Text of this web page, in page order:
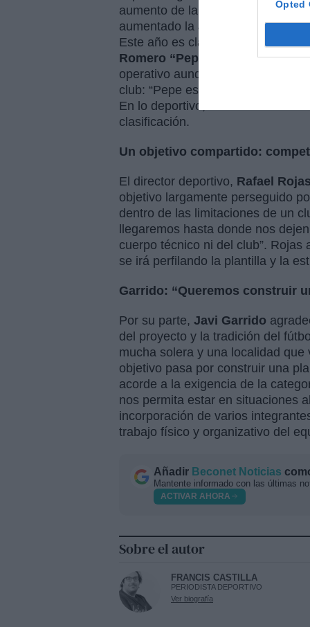
Opted
aumento de la implicación
aumentado la Junta Directiva, la
Este año es clave para nuestro
Romero “Pepito”
, presidente
operativo aunque manteniendo
club: “Pepe es el alma mater de
En lo deportivo, el club marca
clasificación.
Un objetivo compartido:
El director deportivo, Rafael Rojas
objetivo largamente perseguido
dentro de las limitaciones de un
llegaremos hasta donde nos
cuerpo técnico ni del club”.
se irá perfilando la plantilla y la
Garrido: “Queremos construir
Por su parte, Javi Garrido
del proyecto y la tradición del
mucha solera y una localidad
objetivo pasa por construir una
acorde a la exigencia de la
nos permita estar en situaciones
incorporación de varios
trabajo físico y organizativo del
Añadir Beconet Noticias
Mantente informado con las últimas
ACTIVAR AHORA
Sobre el autor
FRANCIS CASTILLA
PERIODISTA DEPORTIVO
Ver biografía